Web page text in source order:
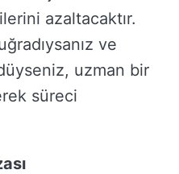
azaltacaktır.
ve
uzman bir
süreci